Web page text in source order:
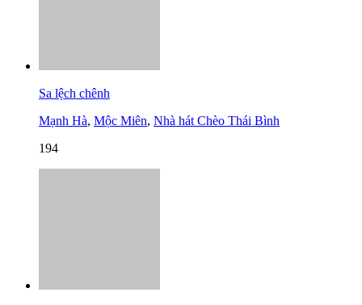
Sa lệch chênh
Mạnh Hà, Mộc Miên, Nhà hát Chèo Thái Bình
194